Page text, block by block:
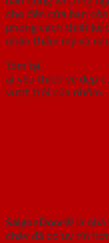
cho đến cửa ban
phong cách thiết kế
nhấn thẩm mỹ và
Tóm lại,
ai yêu thích vẻ đẹp
vượt trội của nhôm.
SaigonDoor® là
cháy đã có uy tín